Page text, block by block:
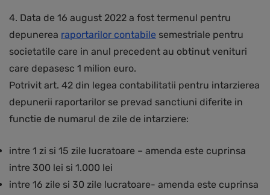
4. Data de 16 august 2022 a fost termenul pentru
depunerea raportarilor contabile semestriale pentru
societatile care in anul precedent au obtinut venituri
care depasesc 1 milion euro.
Potrivit art. 42 din legea contabilitatii pentru intarzierea
depunerii raportarilor se prevad sanctiuni diferite in
functie de numarul de zile de intarziere:
intre 1 zi si 15 zile lucratoare – amenda este cuprinsa
intre 300 lei si 1.000 lei
intre 16 zile si 30 zile lucratoare- amenda este cuprinsa